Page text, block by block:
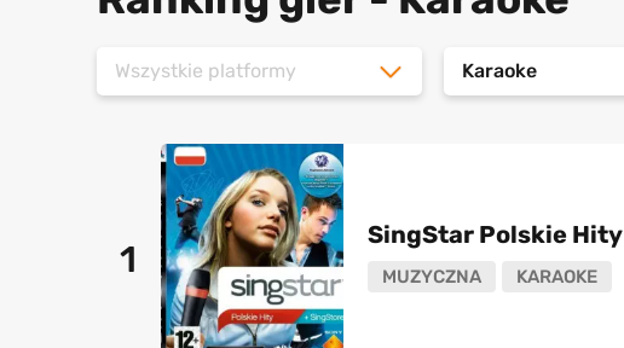
Wszystkie platformy Karaoke
1
SingStar Polskie Hity
MUZYCZNA KARAOKE